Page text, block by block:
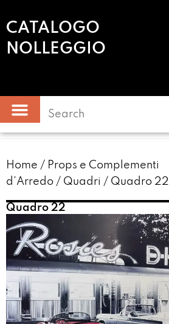
CATALOGO
NOLLEGGIO
Home / Props e Complementi
d'Arredo / Quadri / Quadro 22
Quadro 22